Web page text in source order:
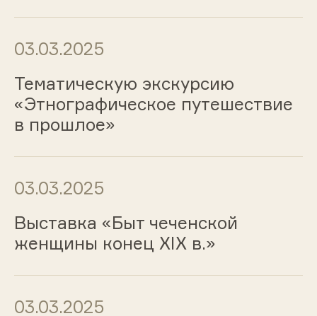
03.03.2025
Тематическую экскурсию
«Этнографическое путешествие
в прошлое»
03.03.2025
Выставка «Быт чеченской
женщины конец XIX в.»
03.03.2025